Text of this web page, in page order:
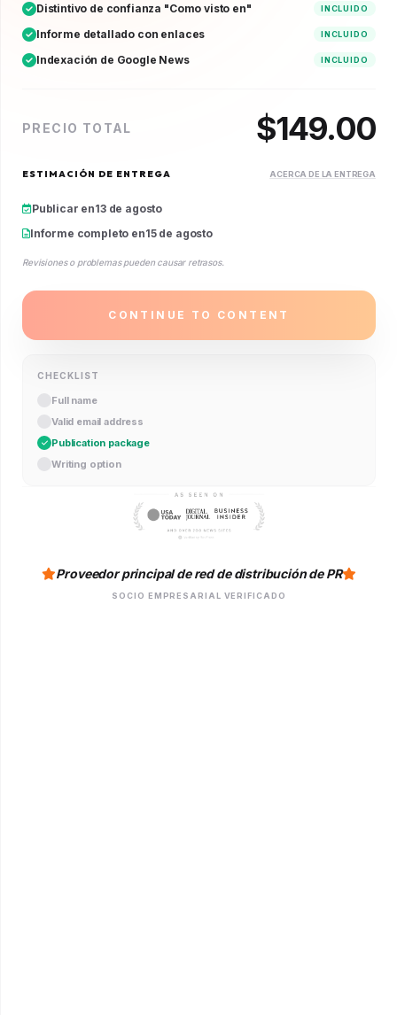
Distintivo de confianza "Como visto en" INCLUIDO
Informe detallado con enlaces INCLUIDO
Indexación de Google News INCLUIDO
PRECIO TOTAL $149.00
ESTIMACIÓN DE ENTREGA ACERCA DE LA ENTREGA
Publicar en13 de agosto
Informe completo en15 de agosto
Revisiones o problemas pueden causar retrasos.
CONTINUE TO CONTENT
CHECKLIST
Full name
Valid email address
Publication package
Writing option
Proveedor principal de red de distribución de PR
SOCIO EMPRESARIAL VERIFICADO